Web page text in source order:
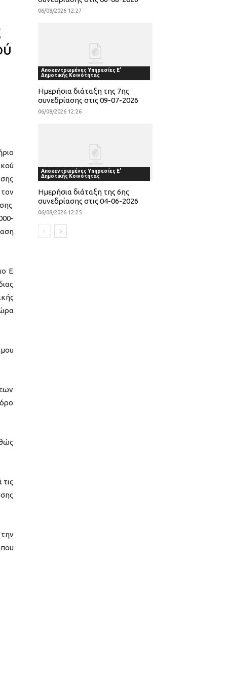
Ε
06/08/2026 12:27
Αποκεντρωμένες Υπηρεσίες Ε'
Δημοτικής Κοινότητας
Ημερήσια διάταξη της 7ης
συνεδρίασης στις 09-07-2026
06/08/2026 12:26
Αποκεντρωμένες Υπηρεσίες Ε'
Δημοτικής Κοινότητας
Ημερήσια διάταξη της 6ης
συνεδρίασης στις 04-06-2026
06/08/2026 12:25